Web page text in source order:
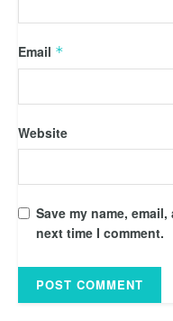
Email *
Website
Save my name,
next time I comment.